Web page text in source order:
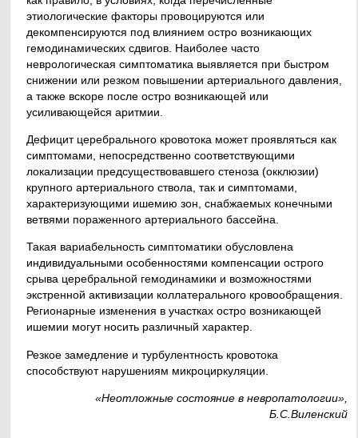
этиологические факторы провоцируются или
декомпенсируются под влиянием остро возникающих
гемодинамических сдвигов. Наиболее часто
неврологическая симптоматика выявляется при быстром
снижении или резком повышении артериального давления,
а также вскоре после остро возникающей или
усиливающейся аритмии.
Дефицит церебрального кровотока может проявляться как
симптомами, непосредственно соответствующими
локализации предсуществовавшего стеноза (окклюзии)
крупного артериального ствола, так и симптомами,
характеризующими ишемию зон, снабжаемых конечными
ветвями пораженного артериального бассейна.
Такая вариабельность симптоматики обусловлена
индивидуальными особенностями компенсации острого
срыва церебральной гемодинамики и возможностями
экстренной активизации коллатерального кровообращения.
Регионарные изменения в участках остро возникающей
ишемии могут носить различный характер.
Резкое замедление и турбулентность кровотока
способствуют нарушениям микроциркуляции.
«Неотложные состояние в невропатологии»,
Б.С.Виленский